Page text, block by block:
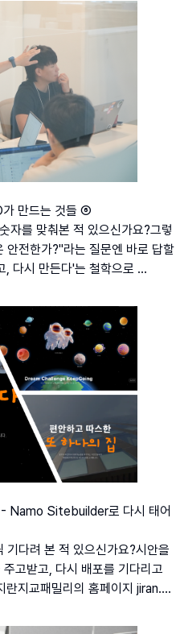
만드는 것들 ⑥
자를 맞춰본 적 있으신가요?그렇
안전한가?"라는 질문엔 바로 답할
, 다시 만든다'는 철학으로 ...
- Namo Sitebuilder로 다시 태어
기다려 본 적 있으신가요?시안을
고받고, 다시 배포를 기다리고
지교패밀리의 홈페이지 jiran....